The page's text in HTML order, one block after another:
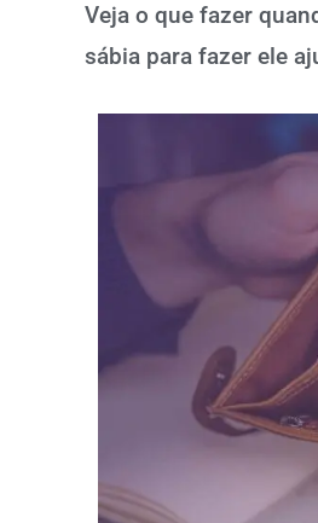
Veja o que fazer
sábia para fazer ele